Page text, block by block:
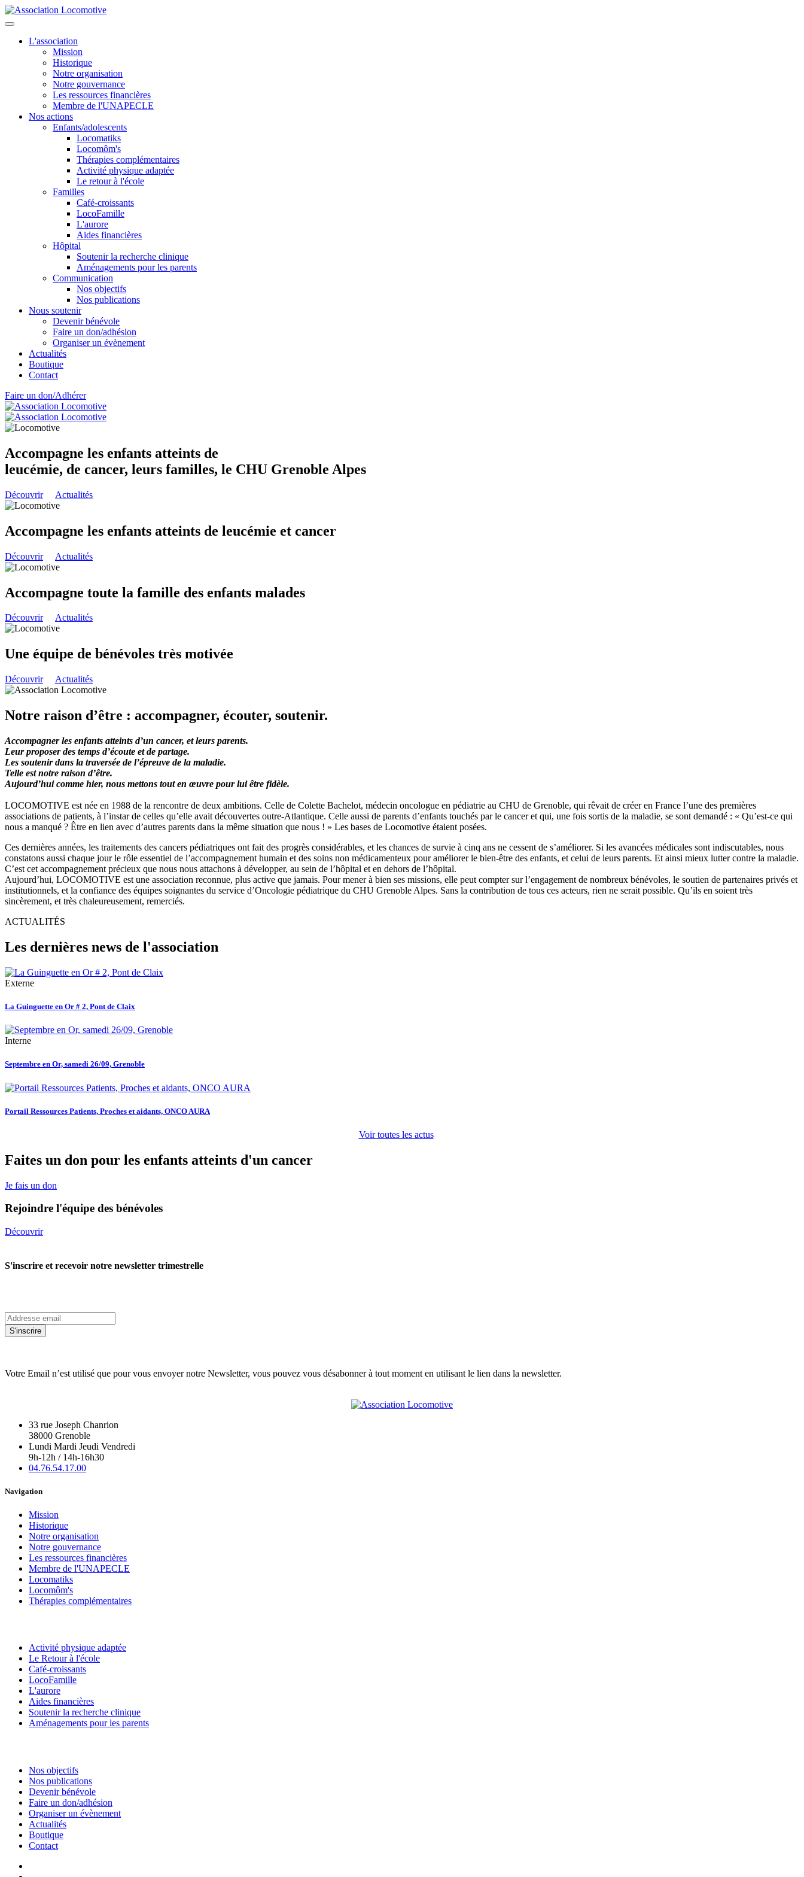
L'association
Mission
Historique
Notre organisation
Notre gouvernance
Les ressources financières
Membre de l'UNAPECLE
Nos actions
Enfants/adolescents
Locomatiks
Locomôm's
Thérapies complémentaires
Activité physique adaptée
Le retour à l'école
Familles
Café-croissants
LocoFamille
L'aurore
Aides financières
Hôpital
Soutenir la recherche clinique
Aménagements pour les parents
Communication
Nos objectifs
Nos publications
Nous soutenir
Devenir bénévole
Faire un don/adhésion
Organiser un évènement
Actualités
Boutique
Contact
Faire un don/Adhérer
Accompagne les enfants atteints de
leucémie, de cancer, leurs familles, le CHU Grenoble Alpes
Découvrir Actualités
Accompagne les enfants atteints de leucémie et cancer
Découvrir Actualités
Accompagne toute la famille des enfants malades
Découvrir Actualités
Une équipe de bénévoles très motivée
Découvrir Actualités
Notre raison d’être : accompagner, écouter, soutenir.
Accompagner les enfants atteints d’un cancer, et leurs parents.
Leur proposer des temps d’écoute et de partage.
Les soutenir dans la traversée de l’épreuve de la maladie.
Telle est notre raison d’être.
Aujourd’hui comme hier, nous mettons tout en œuvre pour lui être fidèle.
LOCOMOTIVE est née en 1988 de la rencontre de deux ambitions. Celle de Colette Bachelot, médecin oncologue en pédiatrie au CHU de Grenoble, qui rêvait de créer en France l’une des premières
associations de patients, à l’instar de celles qu’elle avait découvertes outre-Atlantique. Celle aussi de parents d’enfants touchés par le cancer et qui, une fois sortis de la maladie, se sont demandé : « Qu’est-ce qui
nous a manqué ? Être en lien avec d’autres parents dans la même situation que nous ! » Les bases de Locomotive étaient posées.
Ces dernières années, les traitements des cancers pédiatriques ont fait des progrès considérables, et les chances de survie à cinq ans ne cessent de s’améliorer. Si les avancées médicales sont indiscutables, nous
constatons aussi chaque jour le rôle essentiel de l’accompagnement humain et des soins non médicamenteux pour améliorer le bien-être des enfants, et celui de leurs parents. Et ainsi mieux lutter contre la maladie.
C’est cet accompagnement précieux que nous nous attachons à développer, au sein de l’hôpital et en dehors de l’hôpital.
Aujourd’hui, LOCOMOTIVE est une association reconnue, plus active que jamais. Pour mener à bien ses missions, elle peut compter sur l’engagement de nombreux bénévoles, le soutien de partenaires privés et
institutionnels, et la confiance des équipes soignantes du service d’Oncologie pédiatrique du CHU Grenoble Alpes. Sans la contribution de tous ces acteurs, rien ne serait possible. Qu’ils en soient très
sincèrement, et très chaleureusement, remerciés.
ACTUALITÉS
Les dernières news de l'association
Externe
La Guinguette en Or # 2, Pont de Claix
Interne
Septembre en Or, samedi 26/09, Grenoble
Portail Ressources Patients, Proches et aidants, ONCO AURA
Voir toutes les actus
Faites un don pour les enfants atteints d'un cancer
Je fais un don
Rejoindre l'équipe des bénévoles
Découvrir
S'inscrire et recevoir notre newsletter trimestrelle
S'inscrire
Votre Email n’est utilisé que pour vous envoyer notre Newsletter, vous pouvez vous désabonner à tout moment en utilisant le lien dans la newsletter.
33 rue Joseph Chanrion
38000 Grenoble
Lundi Mardi Jeudi Vendredi
9h-12h / 14h-16h30
04.76.54.17.00
Navigation
Mission
Historique
Notre organisation
Notre gouvernance
Les ressources financières
Membre de l'UNAPECLE
Locomatiks
Locomôm's
Thérapies complémentaires
Activité physique adaptée
Le Retour à l'école
Café-croissants
LocoFamille
L'aurore
Aides financières
Soutenir la recherche clinique
Aménagements pour les parents
Nos objectifs
Nos publications
Devenir bénévole
Faire un don/adhésion
Organiser un évènement
Actualités
Boutique
Contact